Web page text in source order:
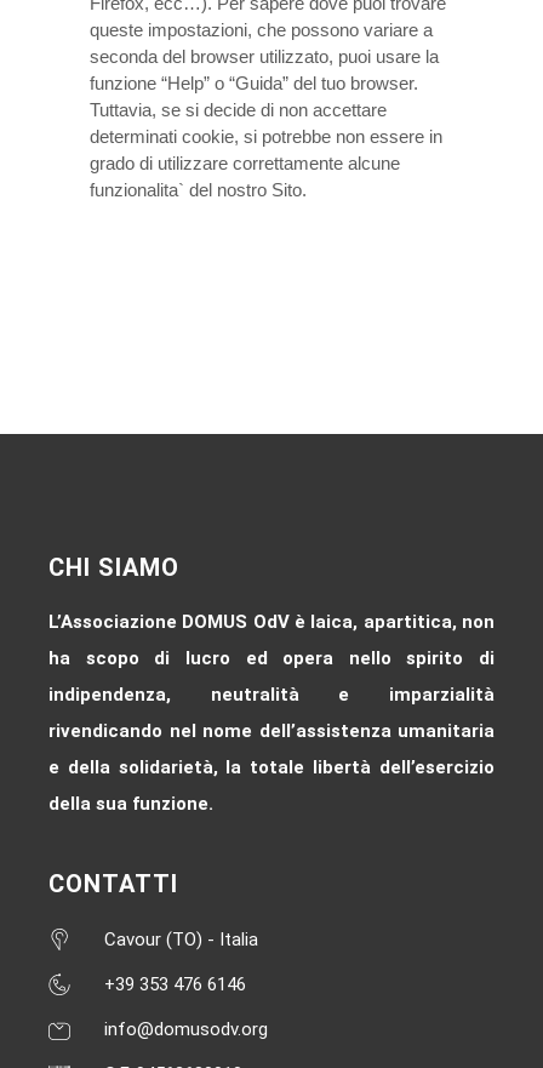
queste impostazioni, che possono variare a
seconda del browser utilizzato, puoi usare la
funzione “Help” o “Guida” del tuo browser.
Tuttavia, se si decide di non accettare
determinati cookie, si potrebbe non essere in
grado di utilizzare correttamente alcune
funzionalita` del nostro Sito.
CHI SIAMO
L’Associazione DOMUS OdV è laica, apartitica, non
ha scopo di lucro ed opera nello spirito di
indipendenza, neutralità e imparzialità
rivendicando nel nome dell’assistenza umanitaria
e della solidarietà, la totale libertà dell’esercizio
della sua funzione.
CONTATTI
Cavour (TO) - Italia
+39 353 476 6146‬
info@domusodv.org